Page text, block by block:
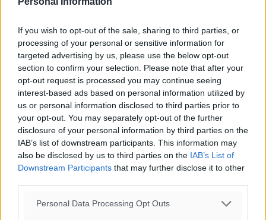
If you wish to opt-out of the sale, sharing to third parties, or
processing of your personal or sensitive information for
targeted advertising by us, please use the below opt-out
section to confirm your selection. Please note that after your
opt-out request is processed you may continue seeing
interest-based ads based on personal information utilized by
us or personal information disclosed to third parties prior to
your opt-out. You may separately opt-out of the further
disclosure of your personal information by third parties on the
IAB’s list of downstream participants. This information may
also be disclosed by us to third parties on the IAB’s List of
Downstream Participants that may further disclose it to other
Personal Data Processing Opt Outs
Παρουσίαση βιβλίου του Α. Χατζημιχαήλ – Τιμητική
εκδήλωση για τους αυτοδιοικητικούς της Κω
Πολιτιστικά• πριν 10 ώρες
Εγκρίθηκε η ηλεκτρική διασύνδεση Ρόδου και Κω
μέσω υποβρύχιων καλωδίων με την ηπειρωτική
Ελλάδα
Τοπικές Ειδήσεις• πριν 11 ώρες
Νέο ανακαινισμένο δημοτικό τουριστικό γραφείο
στην Πάτμο